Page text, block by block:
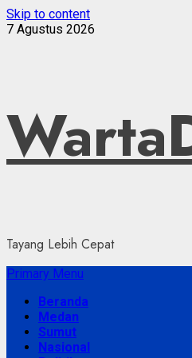
Skip to content
7 Agustus 2026
Tayang Lebih Cepat
Primary Menu
Beranda
Medan
Sumut
Nasional